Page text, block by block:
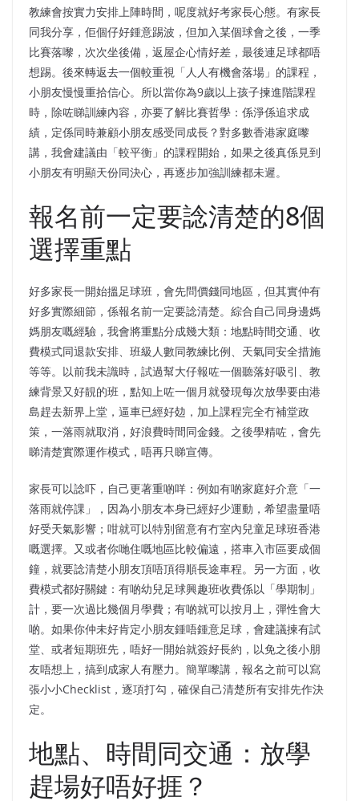
教練會按實力安排上陣時間，呢度就好考家長心態。有家長
同我分享，佢個仔好鍾意踢波，但加入某個球會之後，一季
比賽落嚟，次次坐後備，返屋企心情好差，最後連足球都唔
想踢。後來轉返去一個較重視「人人有機會落場」的課程，
小朋友慢慢重拾信心。所以當你為9歲以上孩子揀進階課程
時，除咗睇訓練內容，亦要了解比賽哲學：係淨係追求成
績，定係同時兼顧小朋友感受同成長？對多數香港家庭嚟
講，我會建議由「較平衡」的課程開始，如果之後真係見到
小朋友有明顯天份同決心，再逐步加強訓練都未遲。
報名前一定要諗清楚的8個
選擇重點
好多家長一開始搵足球班，會先問價錢同地區，但其實仲有
好多實際細節，係報名前一定要諗清楚。綜合自己同身邊媽
媽朋友嘅經驗，我會將重點分成幾大類：地點時間交通、收
費模式同退款安排、班級人數同教練比例、天氣同安全措施
等等。以前我未識時，試過幫大仔報咗一個聽落好吸引、教
練背景又好靚的班，點知上咗一個月就發現每次放學要由港
島趕去新界上堂，逼車已經好攰，加上課程完全冇補堂政
策，一落雨就取消，好浪費時間同金錢。之後學精咗，會先
睇清楚實際運作模式，唔再只睇宣傳。
家長可以諗吓，自己更著重啲咩：例如有啲家庭好介意「一
落雨就停課」，因為小朋友本身已經好少運動，希望盡量唔
好受天氣影響；咁就可以特別留意有冇室內兒童足球班香港
嘅選擇。又或者你哋住嘅地區比較偏遠，搭車入市區要成個
鐘，就要諗清楚小朋友頂唔頂得順長途車程。另一方面，收
費模式都好關鍵：有啲幼兒足球興趣班收費係以「學期制」
計，要一次過比幾個月學費；有啲就可以按月上，彈性會大
啲。如果你仲未好肯定小朋友鍾唔鍾意足球，會建議揀有試
堂、或者短期班先，唔好一開始就簽好長約，以免之後小朋
友唔想上，搞到成家人有壓力。簡單嚟講，報名之前可以寫
張小小Checklist，逐項打勾，確保自己清楚所有安排先作決
定。
地點、時間同交通：放學
趕場好唔好捱？